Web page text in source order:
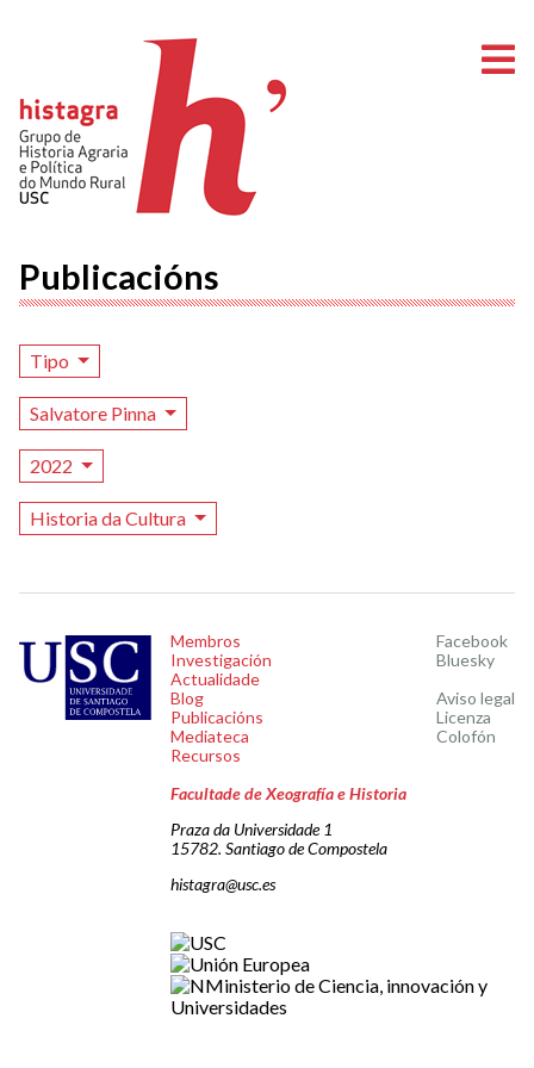
Publicacións
Tipo
Salvatore Pinna
2022
Historia da Cultura
Membros
Investigación
Actualidade
Blog
Publicacións
Mediateca
Recursos
Facebook
Bluesky
Aviso legal
Licenza
Colofón
Facultade de Xeografía e Historia
Praza da Universidade 1
15782. Santiago de Compostela
histagra@usc.es